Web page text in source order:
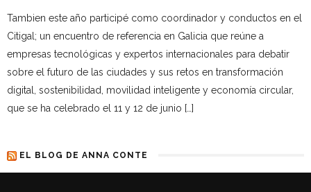
Tambien este año participé como coordinador y conductos en el
Citigal; un encuentro de referencia en Galicia que reúne a
empresas tecnológicas y expertos internacionales para debatir
sobre el futuro de las ciudades y sus retos en transformación
digital, sostenibilidad, movilidad inteligente y economía circular,
que se ha celebrado el 11 y 12 de junio […]
EL BLOG DE ANNA CONTE